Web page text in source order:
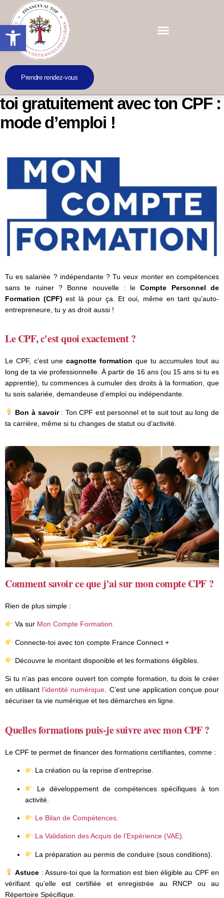
Ouvrir la barre d’outils
Prendre rendez-vous
Salariée, indépendante, forme-
toi gratuitement avec ton CPF :
mode d’emploi !
Tu es salariée ? indépendante ? Tu veux monter en compétences
sans te ruiner ? Bonne nouvelle : le Compte Personnel de
Formation (CPF)est là pour ça. Et oui, même en tant qu’auto-
entrepreneure, tu y as droit aussi !
Le CPF, c'est quoi exactement ?
Le CPF, c’est unecagnotte formation que tu accumules tout au
long de ta vie professionnelle. À partir de 16 ans (ou 15 ans si tu es
apprentie), tu commences à cumuler des droits à la formation, que
tu sois salariée, demandeuse d’emploi ou indépendante.
Bon à savoir: Ton CPF est personnel et te suit tout au long de
ta carrière, même si tu changes de statut ou d’activité.
Comment savoir ce que j'ai sur mon compte CPF ?
Rien de plus simple :
Va sur Mon Compte Formation
Connecte-toi avec ton compte France Connect +
Découvre le montant disponible et les formations éligibles.
Si tu n’as pas encore ouvert ton compte formation, tu dois le créer
en utilisant l’identité numérique. C’est une application conçue pour
sécuriser ta vie numérique et tes démarches en ligne.
Quelles formations puis-je suivre avec mon CPF ?
Le CPF te permet de financer des formations certifiantes, comme :
La création ou la reprise d’entreprise.
Le développement de compétences spécifiques à ton
activité.
Le Bilan de Compétences.
La Validation des Acquis de l’Expérience (VAE).
La préparation au permis de conduire (sous conditions).
Astuce : Assure-toi que la formation est bien éligible au CPF en
vérifiant qu’elle est certifiée et enregistrée au RNCP ou au
Répertoire Spécifique.